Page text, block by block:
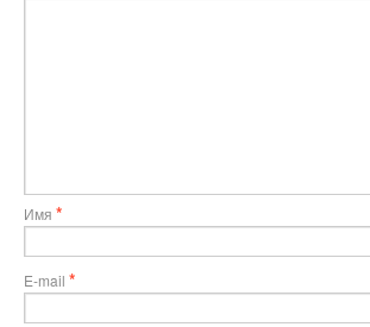
Имя *
E-mail *